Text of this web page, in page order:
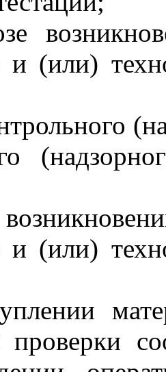
и (или)
и (или)
проверки